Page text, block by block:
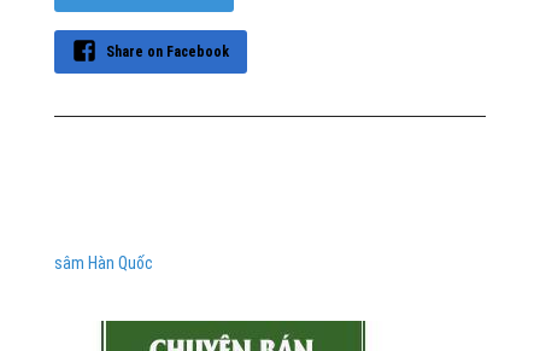
Share on Facebook
sâm Hàn Quốc